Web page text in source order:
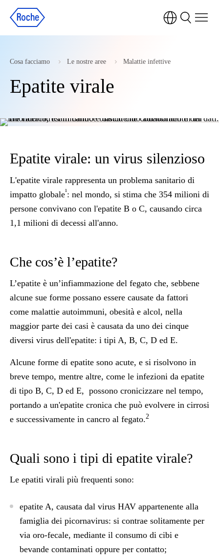
Cosa facciamo Le nostre aree Malattie infettive
Epatite virale
Epatite virale: un virus silenzioso
L'epatite virale rappresenta un problema sanitario di
impatto globale¹: nel mondo, si stima che 354 milioni di
persone convivano con l'epatite B o C, causando circa
1,1 milioni di decessi all'anno.
Che cos’è l’epatite?
L’epatite è un’infiammazione del fegato che, sebbene
alcune sue forme possano essere causate da fattori
come malattie autoimmuni, obesità e alcol, nella
maggior parte dei casi è causata da uno dei cinque
diversi virus dell'epatite: i tipi A, B, C, D ed E.
Alcune forme di epatite sono acute, e si risolvono in
breve tempo, mentre altre, come le infezioni da epatite
di tipo B, C, D ed E, possono cronicizzare nel tempo,
portando a un'epatite cronica che può evolvere in cirrosi
e successivamente in cancro al fegato.2
Quali sono i tipi di epatite virale?
Le epatiti virali più frequenti sono:
epatite A, causata dal virus HAV appartenente alla
famiglia dei picornavirus: si contrae solitamente per
via oro-fecale, mediante il consumo di cibi e
bevande contaminati oppure per contatto;